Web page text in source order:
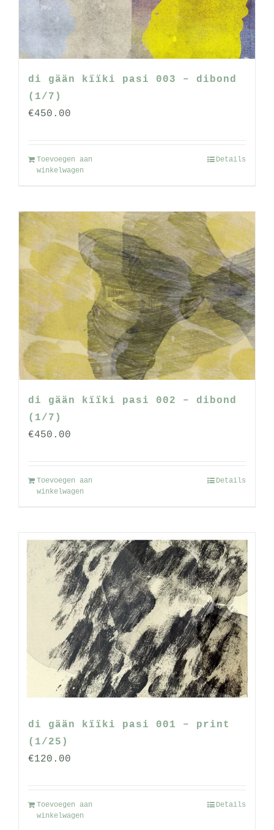
di gään kïïki pasi 003 – dibond
(1/7)
€450.00
Toevoegen aan
winkelwagen
Details
di gään kïïki pasi 002 – dibond
(1/7)
€450.00
Toevoegen aan
winkelwagen
Details
di gään kïïki pasi 001 – print
(1/25)
€120.00
Toevoegen aan
winkelwagen
Details